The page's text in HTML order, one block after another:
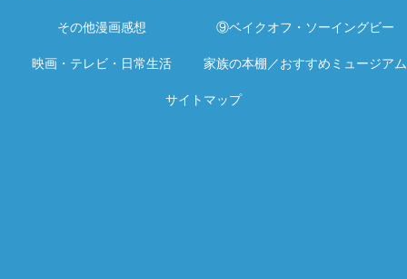
その他漫画感想 ⑨ベイクオフ・ソーイングビー
映画・テレビ・日常生活 家族の本棚／おすすめミュージアム
サイトマップ